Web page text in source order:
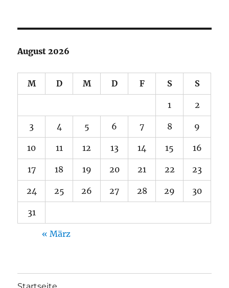
August 2026
M D M D F S S
1 2
3 4 5 6 7 8 9
10 11 12 13 14 15 16
17 18 19 20 21 22 23
24 25 26 27 28 29 30
31
« März
Startseite